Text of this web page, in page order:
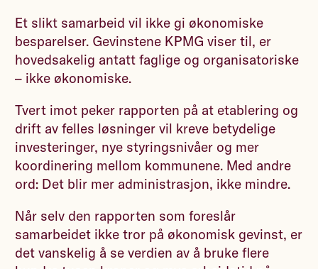
Et slikt samarbeid vil ikke gi økonomiske
besparelser. Gevinstene KPMG viser til, er
hovedsakelig antatt faglige og organisatoriske
– ikke økonomiske.
Tvert imot peker rapporten på at etablering og
drift av felles løsninger vil kreve betydelige
investeringer, nye styringsnivåer og mer
koordinering mellom kommunene. Med andre
ord: Det blir mer administrasjon, ikke mindre.
Når selv den rapporten som foreslår
samarbeidet ikke tror på økonomisk gevinst, er
det vanskelig å se verdien av å bruke flere